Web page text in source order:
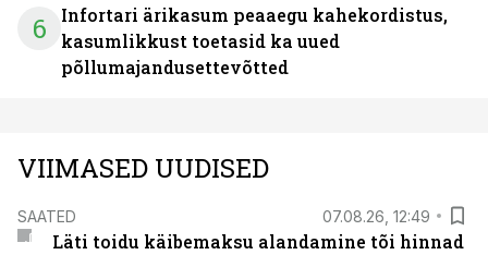
6
Infortari ärikasum peaaegu kahekordistus,
kasumlikkust toetasid ka uued
põllumajandusettevõtted
VIIMASED UUDISED
SAATED 07.08.26, 12:49
Läti toidu käibemaksu alandamine tõi hinnad